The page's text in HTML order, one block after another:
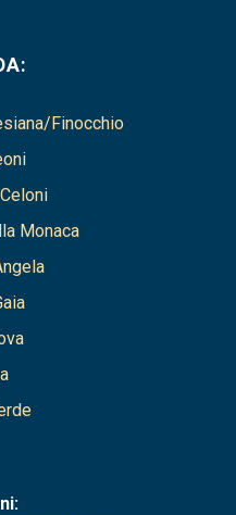
Finocchio
Monaca